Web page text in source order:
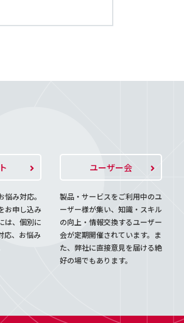
み対応。
お申し込み
は、個別に
応、お悩み
ユーザー会
製品・サービスをご利用中のユ
ーザー様が集い、知識・スキル
の向上・情報交換するユーザー
会が定期開催されています。ま
た、弊社に直接意見を届ける絶
好の場でもあります。